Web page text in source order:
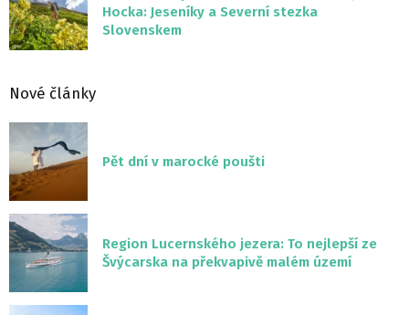
Hocka: Jeseníky a Severní stezka
Slovenskem
Nové články
Pět dní v marocké poušti
Region Lucernského jezera: To nejlepší ze
Švýcarska na překvapivě malém území